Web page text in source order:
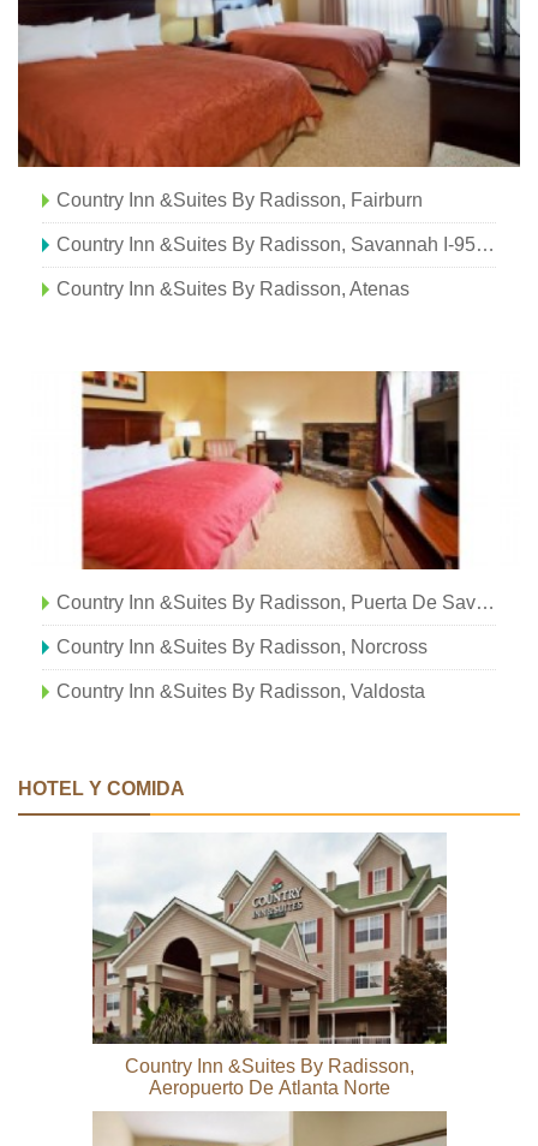
Country Inn &Suites By Radisson, Fairburn
Country Inn &Suites By Radisson, Savannah I-95 Norte
Country Inn &Suites By Radisson, Atenas
Country Inn &Suites By Radisson, Puerta De Savannah
Country Inn &Suites By Radisson, Norcross
Country Inn &Suites By Radisson, Valdosta
HOTEL Y COMIDA
Country Inn &Suites By Radisson,
Aeropuerto De Atlanta Norte